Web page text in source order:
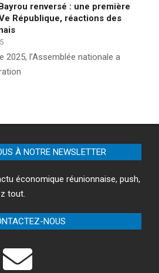
renversé : une première
République, réactions des
2025, l’Assemblée nationale a
À NOTRE NEWSLETTER
économique réunionnaise, push,
tout.
NOUS